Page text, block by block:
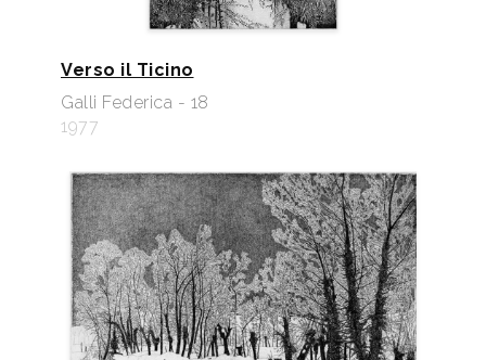
Verso il Ticino
Galli Federica - 18
1977